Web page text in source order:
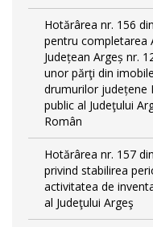
Hotărârea nr. 156
pentru completarea
Județean Argeș nr.
unor părţi din
drumurilor județene
public al Judeţului
Român
Hotărârea nr. 157
privind stabilirea
activitatea de
al Judeţului Argeş